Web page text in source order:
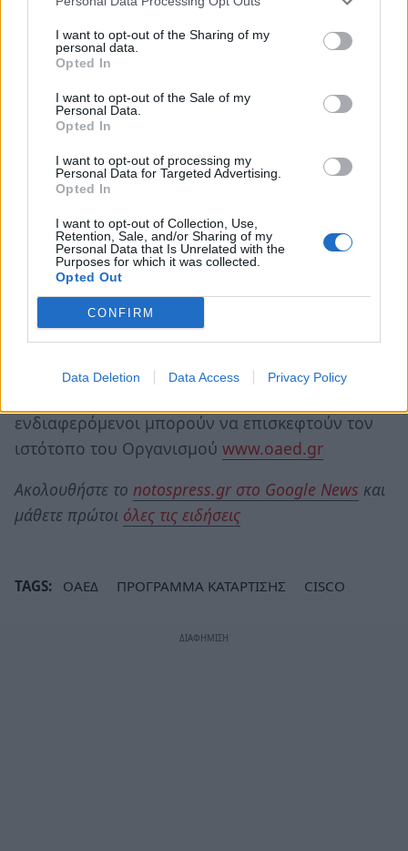
I want to opt-out of the Sharing of my
personal data.
Opted In
I want to opt-out of the Sale of my
Personal Data.
Opted In
I want to opt-out of processing my
Personal Data for Targeted Advertising.
Opted In
I want to opt-out of Collection, Use,
Retention, Sale, and/or Sharing of my
Personal Data that Is Unrelated with the
Purposes for which it was collected.
Opted Out
CONFIRM
Data Deletion Data Access Privacy Policy
Το πρόγραμμα σχεδιάστηκε για όσους
ενδιαφέρονται να εργαστούν στον τομέα της
πληροφορικής, προσφέρεται στα ελληνικά και
παρέχεται δωρεάν από τη Cisco Hellas στον
εταιρικής κοινωνικής ευθύνης.
καταρτιζόμενοι θα αποκτήσουν Πιστοποιητικό
Ολοκλήρωσης αλλά και Ψηφιακό Πιστοποιητικό
(Digital Badge) των γνώσεων και δεξιοτήτων που
απέκτησαν.
ενδιαφερόμενοι μπορούν να επισκεφτούν τον
ιστότοπο του Οργανισμού www.oaed.gr
Ακολουθήστε το notospress.gr στο Google News και
μάθετε πρώτοι όλες τις ειδήσεις
TAGS: ΟΑΕΔ ΠΡΟΓΡΑΜΜΑ ΚΑΤΑΡΤΙΣΗΣ CISCO